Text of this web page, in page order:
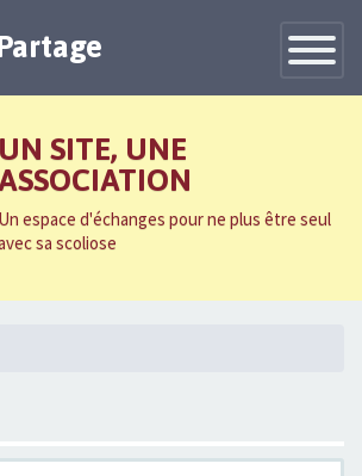
Toggle
UN SITE, UNE
Un espace d'échanges pour ne plus être seul
sa scoliose